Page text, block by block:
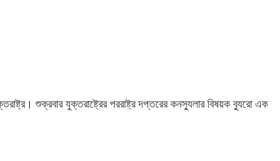
শুক্রবার যুক্তরাষ্ট্রের পররাষ্ট্র দপ্তরের কনস্যুলার বিষয়ক ব্যুরো এক